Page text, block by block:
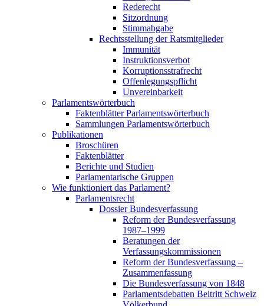
Rederecht
Sitzordnung
Stimmabgabe
Rechtsstellung der Ratsmitglieder
Immunität
Instruktionsverbot
Korruptionsstrafrecht
Offenlegungspflicht
Unvereinbarkeit
Parlamentswörterbuch
Faktenblätter Parlamentswörterbuch
Sammlungen Parlamentswörterbuch
Publikationen
Broschüren
Faktenblätter
Berichte und Studien
Parlamentarische Gruppen
Wie funktioniert das Parlament?
Parlamentsrecht
Dossier Bundesverfassung
Reform der Bundesverfassung
1987–1999
Beratungen der
Verfassungskommissionen
Reform der Bundesverfassung –
Zusammenfassung
Die Bundesverfassung von 1848
Parlamentsdebatten Beitritt Schweiz